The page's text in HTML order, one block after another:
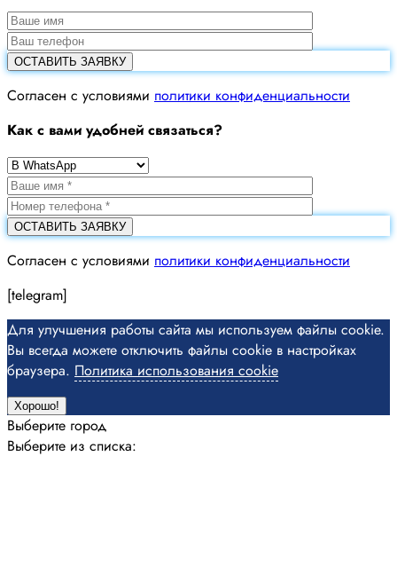
Cогласен с условиями политики конфиденциальности
Как с вами удобней связаться?
Cогласен с условиями политики конфиденциальности
[telegram]
Для улучшения работы сайта мы используем файлы cookie.
Вы всегда можете отключить файлы cookie в настройках
браузера. Политика использования cookie
Хорошо!
Выберите город
Выберите из списка: